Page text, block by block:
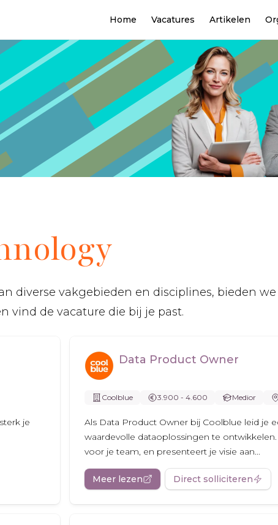
Home Vacatures Artikelen
diverse vakgebieden en disciplines, bieden
vind de vacature die bij je past.
je
Data Product Owner
Coolblue 3.900 - 4.600 Medior
Als Data Product Owner bij Coolblue leid je
waardevolle dataoplossingen te
voor je team, en presenteert je visie aan...
Meer lezen Direct solliciteren